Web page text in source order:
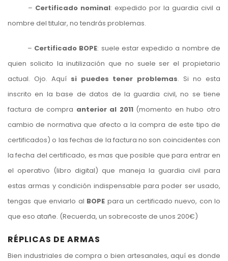
– Certificado nominal: expedido por la guardia civil a
nombre del titular, no tendrás problemas.
– Certificado BOPE: suele estar expedido a nombre de
quien solicito la inutilización que no suele ser el propietario
actual. Ojo. Aquí si puedes tener problemas. Si no esta
inscrito en la base de datos de la guardia civil, no se tiene
factura de compra anterior al 2011(momento en hubo otro
cambio de normativa que afecto a la compra de este tipo de
certificados) o las fechas de la factura no son coincidentes con
la fecha del certificado, es mas que posible que para entrar en
el operativo (libro digital) que maneja la guardia civil para
estas armas y condición indispensable para poder ser usado,
tengas que enviarlo al BOPE para un certificado nuevo, con lo
que eso atañe. (Recuerda, un sobrecoste de unos 200€)
RÉPLICAS DE ARMAS
Bien industriales de compra o bien artesanales, aquí es donde